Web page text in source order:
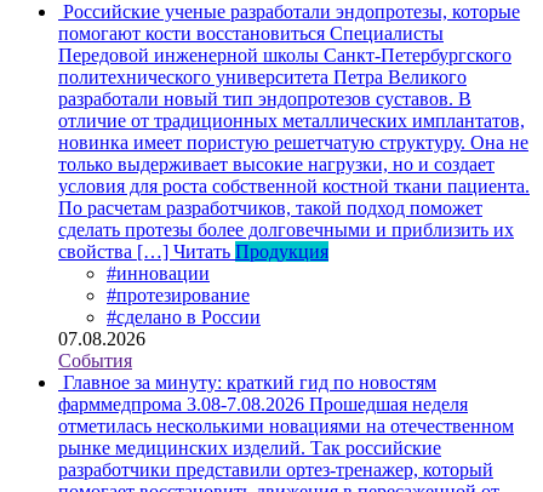
Российские ученые разработали эндопротезы, которые
помогают кости восстановиться Специалисты
Передовой инженерной школы Санкт-Петербургского
политехнического университета Петра Великого
разработали новый тип эндопротезов суставов. В
отличие от традиционных металлических имплантатов,
новинка имеет пористую решетчатую структуру. Она не
только выдерживает высокие нагрузки, но и создает
условия для роста собственной костной ткани пациента.
По расчетам разработчиков, такой подход поможет
сделать протезы более долговечными и приблизить их
свойства […] Читать Продукция
#инновации
#протезирование
#сделано в России
07.08.2026
События
Главное за минуту: краткий гид по новостям
фарммедпрома 3.08-7.08.2026 Прошедшая неделя
отметилась несколькими новациями на отечественном
рынке медицинских изделий. Так российские
разработчики представили ортез-тренажер, который